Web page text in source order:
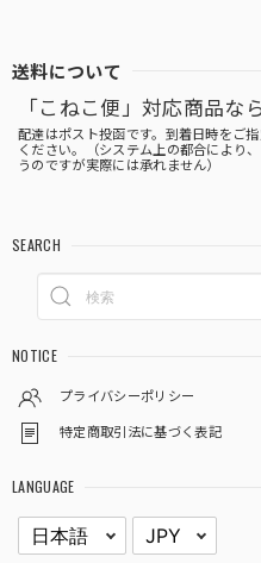
送料について
「こねこ便」対応商品な
配達はポスト投函です。到着日時をご
ください。（システム上の都合により
うのですが実際には承れません）
SEARCH
NOTICE
プライバシーポリシー
特定商取引法に基づく表記
LANGUAGE